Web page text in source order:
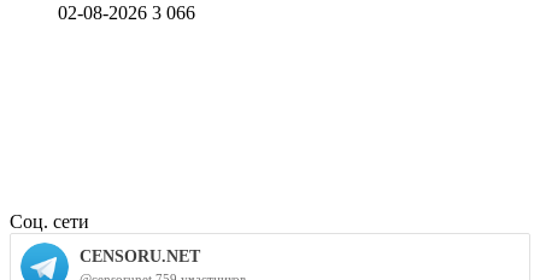
02-08-2026 3 066
Соц. сети